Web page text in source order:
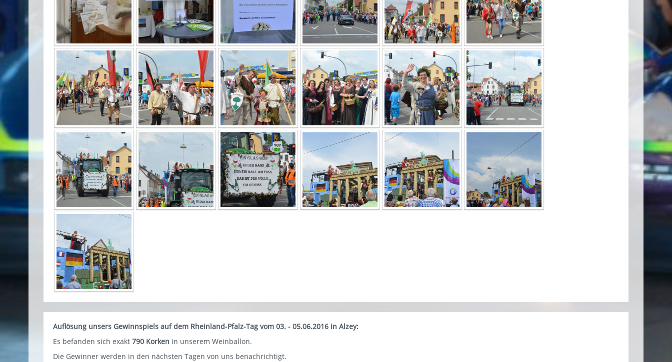
Auflösung unsers Gewinnspiels auf dem Rheinland-Pfalz-Tag vom 03. - 05.06.2016 in Alzey:
Es befanden sich exakt 790 Korken in unserem Weinballon.
Die Gewinner werden in den nächsten Tagen von uns benachrichtigt.